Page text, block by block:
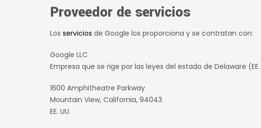
Proveedor de servicios
Los servicios de Google los proporciona y se contratan con:
Google LLC
Empresa que se rige por las leyes del estado de Delaware
1600 Amphitheatre Parkway
Mountain View, California, 94043
EE. UU.